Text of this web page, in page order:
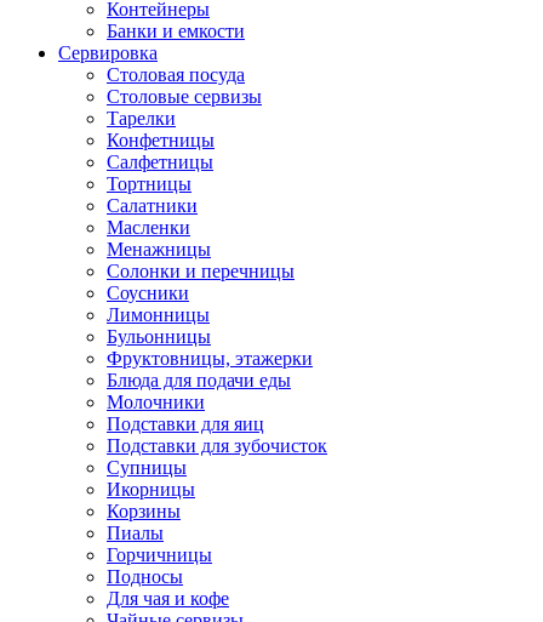
Контейнеры
Банки и емкости
Сервировка
Столовая посуда
Столовые сервизы
Тарелки
Конфетницы
Салфетницы
Тортницы
Салатники
Масленки
Менажницы
Солонки и перечницы
Соусники
Лимонницы
Бульонницы
Фруктовницы, этажерки
Блюда для подачи еды
Молочники
Подставки для яиц
Подставки для зубочисток
Супницы
Икорницы
Корзины
Пиалы
Горчичницы
Подносы
Для чая и кофе